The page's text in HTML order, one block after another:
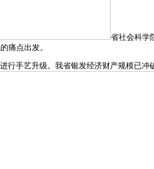
省社会科学
痛点出发。
手艺升级。我省银发经济财产规模已冲